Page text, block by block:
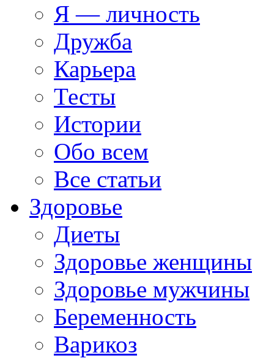
Я — личность
Дружба
Карьера
Тесты
Истории
Обо всем
Все статьи
Здоровье
Диеты
Здоровье женщины
Здоровье мужчины
Беременность
Варикоз